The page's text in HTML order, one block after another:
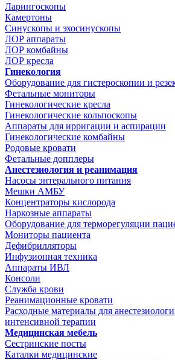
Ларингоскопы
Камертоны
Синускопы и эхосинускопы
ЛОР аппараты
ЛОР комбайны
ЛОР кресла
Гинекология
Оборудование для гистероскопии и
Фетальные мониторы
Гинекологические кресла
Гинекологические кольпоскопы
Аппараты для ирригации и аспирации
Гинекологические комбайны
Родовые кровати
Фетальные допплеры
Анестезиология и реанимация
Насосы энтерального питания
Мешки АМБУ
Концентраторы кислорода
Наркозные аппараты
Оборудование для терморегуляции
Мониторы пациента
Дефибрилляторы
Инфузионная техника
Аппараты ИВЛ
Консоли
Служба крови
Реанимационные кровати
Расходные материалы для
интенсивной терапии
Медицинская мебель
Сестринские посты
Каталки медицинские